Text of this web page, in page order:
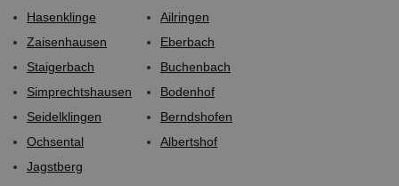
Hasenklinge
Zaisenhausen
Staigerbach
Simprechtshausen
Seidelklingen
Ochsental
Jagstberg
Ailringen
Eberbach
Buchenbach
Bodenhof
Berndshofen
Albertshof